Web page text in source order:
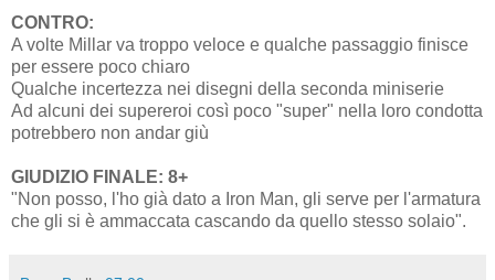
CONTRO:
A volte Millar va troppo veloce e qualche passaggio finisce
per essere poco chiaro
Qualche incertezza nei disegni della seconda miniserie
Ad alcuni dei supereroi così poco "super" nella loro condotta
potrebbero non andar giù
GIUDIZIO FINALE: 8+
"Non posso, l'ho già dato a Iron Man, gli serve per l'armatura
che gli si è ammaccata cascando da quello stesso solaio".